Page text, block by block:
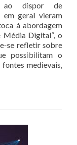
ao dispor de
em geral vieram
à abordagem
Média Digital“, o
se refletir sobre
possibilitam o
medievais,